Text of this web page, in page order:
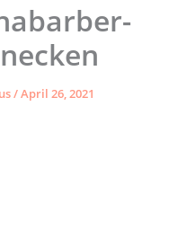
/April 26, 2021